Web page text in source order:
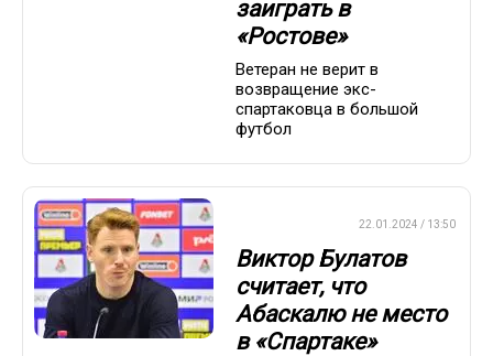
заиграть в
«Ростове»
Ветеран не верит в
возвращение экс-
спартаковца в большой
футбол
22.01.2024 / 13:50
Виктор Булатов
считает, что
Абаскалю не место
в «Спартаке»